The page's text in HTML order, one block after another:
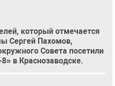
который отмечается
Сергей Пахомов,
Совета посетили
в Краснозаводске.